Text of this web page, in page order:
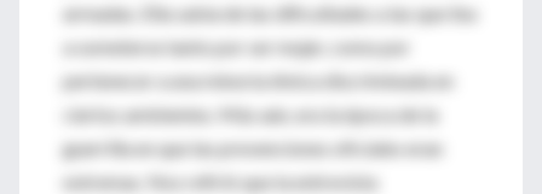
armadas. Ella sabía de las dificultades a las que iba
a someterse tanto por ser mujer, como por
pertenecer a una minoría étnica discriminada en
ciertos ambientes. Más aún, era la época de la
guerrilla en que las prevenciones oficiales eran
extremas. Nos refirió que la entrevista